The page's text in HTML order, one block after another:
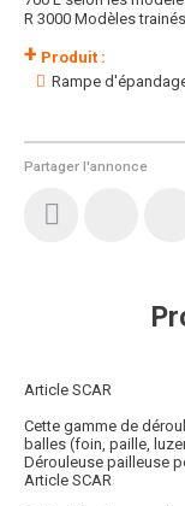
+ Produit :
Rampe
Partager l'annonce
R 3000 Modèles
Article SCAR
Cette gamme de
balles (foin, paille,
Dérouleuse pailleuse
Article SCAR